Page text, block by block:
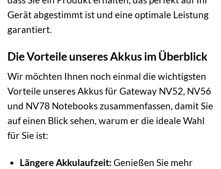
Gerät abgestimmt ist und eine optimale Leistung
garantiert.
Die Vorteile unseres Akkus im Überblick
Wir möchten Ihnen noch einmal die wichtigsten
Vorteile unseres Akkus für Gateway NV52, NV56
und NV78 Notebooks zusammenfassen, damit Sie
auf einen Blick sehen, warum er die ideale Wahl
für Sie ist:
Längere Akkulaufzeit: Genießen Sie mehr